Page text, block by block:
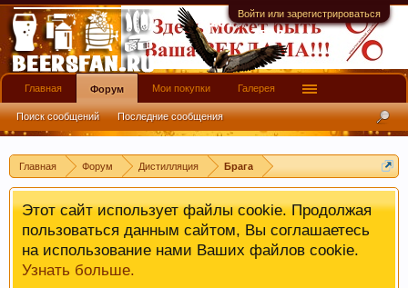
Войти или зарегистрироваться
Главная Форум Дистилляция Брага
имеют информационной ценности! СПАСИБО
Этот сайт использует файлы cookie. Продолжая
пользоваться данным сайтом, Вы соглашаетесь
на использование нами Ваших файлов cookie.
Узнать больше.
Главная Форум
Поиск сообщений Последние сообщения
Мои покупки Галерея